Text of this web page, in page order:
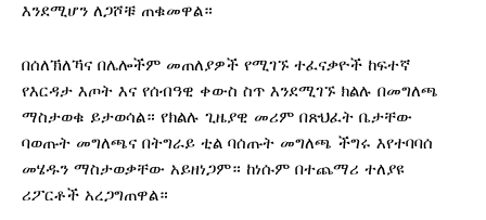
እንደሚሆን ለጋሾቹ ጠቁመዋል።
በሰለኽለኻና በሌሎችም መጠለያዎች የሚገኙ ተፈናቃዮች ከፍተኛ
የእርዳታ እጦት እና የሰብዓዊ ቀውስ ስጥ እንደሚገኙ ክልሉ በመግለጫ
ማስታወቁ ይታወሳል። የክልሉ ጊዜያዊ መሪም በጽህፈት ቤታቸው
ባወጡት መግለጫና በትግራይ ቲል ባሰጡት መግለጫ ችግሩ እየተባባሰ
መሄዱን ማስታወቃቸው አይዘነጋም። ከነሱም በተጨማሪ ተለያዩ
ሪፖርቶች አረጋግጠዋል።